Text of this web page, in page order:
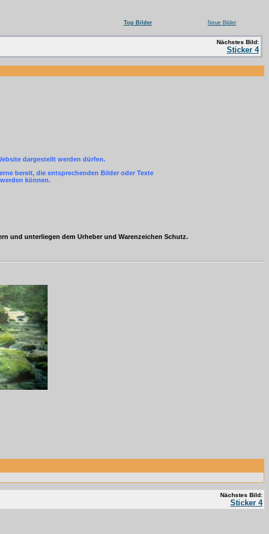
Top Bilder Neue Bilder
Nächstes Bild:
Sticker 4
dargestellt werden dürfen.
bereit, die entsprechenden Bilder oder Texte
können.
und unterliegen dem Urheber und Warenzeichen Schutz.
Nächstes Bild:
Sticker 4